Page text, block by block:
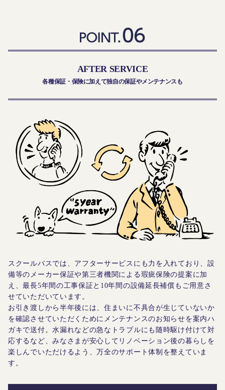
AFTER SERVICE
各種保証・保険に加えて独自の保証やメンテナンスも
スクールバスでは、アフターサービスにも力を入れており、設
備等のメーカー保証や第三者機関による瑕疵保険の提案に加
え、最長5年間の工事保証と10年間の設備延長補償もご用意さ
せていただいています。
お引き渡しから半年後には、住まいに不具合が生じていないか
を確認させていただくためにメンテナンスのお知らせを案内ハ
ガキで送付。水漏れなどの急なトラブルにも随時駆け付けて対
応するなど、みなさまが安心してリノベーション後の暮らしを
楽しんでいただけるよう、万全のサポート体制を整えていま
す。